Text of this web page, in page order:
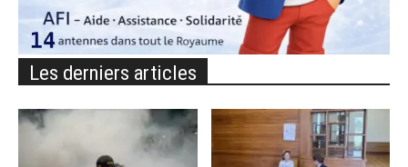
Les derniers articles